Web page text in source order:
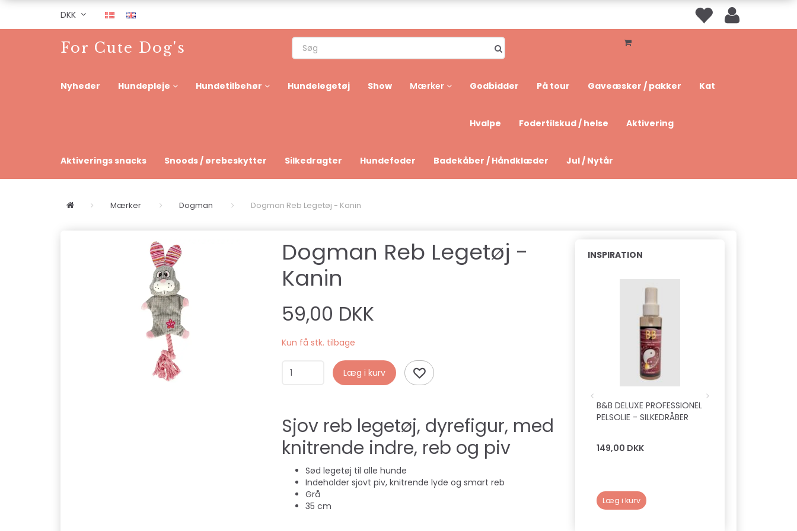
DKK
For Cute Dog's
Nyheder Hundepleje Hundetilbehør Hundelegetøj Show Mærker Godbidder På tour Gaveæsker / pakker Kat
Hvalpe Fodertilskud / helse Aktivering
Aktiverings snacks Snoods / ørebeskytter Silkedragter Hundefoder Badekåber / Håndklæder Jul / Nytår
Mærker Dogman Dogman Reb Legetøj - Kanin
Dogman Reb Legetøj -
Kanin
59,00 DKK
Kun få stk. tilbage
Læg i kurv
Sjov reb legetøj, dyrefigur, med
knitrende indre, reb og piv
Sød legetøj til alle hunde
Indeholder sjovt piv, knitrende lyde og smart reb
Grå
35 cm
INSPIRATION
B&B DELUXE PROFESSIONEL
PELSOLIE - SILKEDRÅBER
149,00 DKK
Læg i kurv